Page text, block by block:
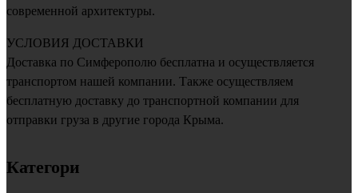
современной архитектуры.
УСЛОВИЯ ДОСТАВКИ
Доставка по Симферополю бесплатна и осуществляется
транспортом нашей компании. Также осуществляем
бесплатную доставку до транспортной компании для
отправки груза в другие города Крыма.
Категори